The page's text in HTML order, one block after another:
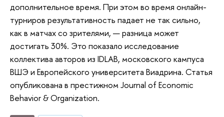
дополнительное время. При этом во время онлайн-
турниров результативность падает не так сильно,
как в матчах со зрителями, — разница может
достигать 30%. Это показало исследование
коллектива авторов из IDLAB, московского кампуса
ВШЭ и Европейского университета Виадрина. Статья
опубликована в престижном Journal of Economic
Behavior & Organization.